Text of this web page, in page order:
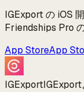
IGExport の iOS
Friendships Pro の
App StoreApp
IGExportIGExport